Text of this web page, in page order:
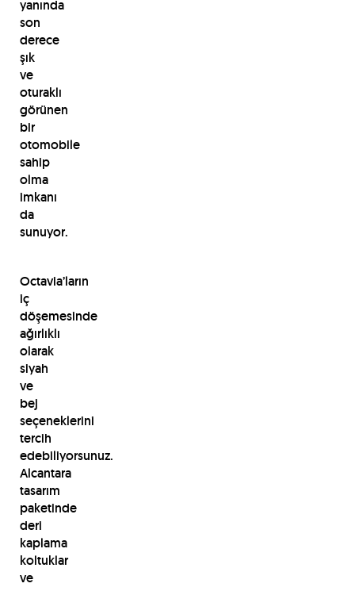
yanında
son
derece
şık
ve
oturaklı
görünen
bir
otomobile
sahip
olma
imkanı
da
sunuyor.
Octavia’ların
iç
döşemesinde
ağırlıklı
olarak
siyah
ve
bej
seçeneklerini
tercih
edebiliyorsunuz.
Alcantara
tasarım
paketinde
deri
kaplama
koltuklar
ve